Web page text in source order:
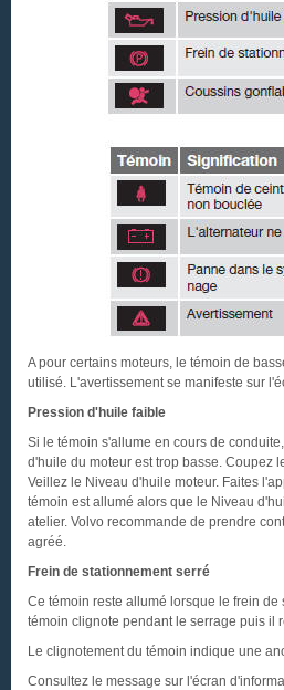
A pour certains moteurs, le témoin de
utilisé. L'avertissement se manifeste sur
Pression d'huile faible
Si le témoin s'allume en cours de
d'huile du moteur est trop basse. Coupez
Veillez le Niveau d'huile moteur. Faites
témoin est allumé alors que le Niveau
atelier. Volvo recommande de prendre
agréé.
Frein de stationnement serré
Ce témoin reste allumé lorsque le frein de
témoin clignote pendant le serrage puis il
Le clignotement du témoin indique une
Consultez le message sur l'écran